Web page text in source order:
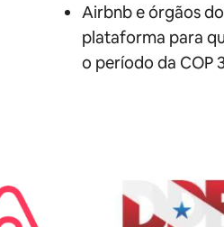
Airbnb e órgãos
plataforma para
o período da COP